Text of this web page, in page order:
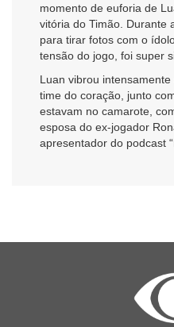
momento de euforia de
vitória do Timão. Durante
para tirar fotos com o
tensão do jogo, foi super
Luan vibrou
time do coração, junto
estavam no camarote,
esposa do ex-jogador
apresentador do podcast